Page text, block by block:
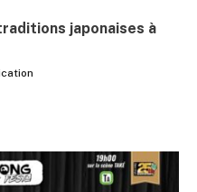
japonaises à